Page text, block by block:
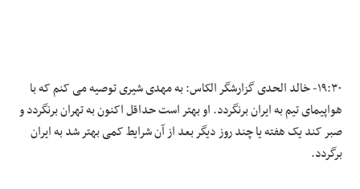
۱۹:۳۰- خالد الحدی گزارشگر الکاس: به مهدی شیری توصیه می کنم که با
هواپیمای تیم به ایران برنگردد. او بهتر است حداقل اکنون به تهران برنگردد و
صبر کند یک هفته یا چند روز دیگر بعد از آن شرایط کمی بهتر شد به ایران
برگردد.